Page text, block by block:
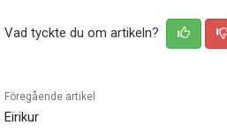
Vad tyckte du om artikeln?
Föregående artikel
Eirikur